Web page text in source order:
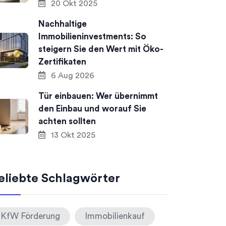
20 Okt 2025
Nachhaltige
Immobilieninvestments: So
steigern Sie den Wert mit Öko-
Zertifikaten
6 Aug 2026
Tür einbauen: Wer übernimmt
den Einbau und worauf Sie
achten sollten
13 Okt 2025
Schlagwörter
KfW Förderung Immobilienkauf